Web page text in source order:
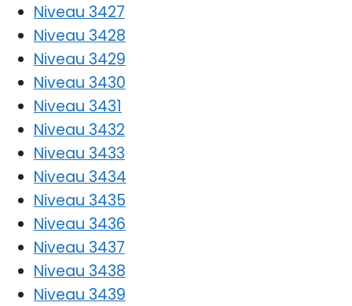
Niveau 3427
Niveau 3428
Niveau 3429
Niveau 3430
Niveau 3431
Niveau 3432
Niveau 3433
Niveau 3434
Niveau 3435
Niveau 3436
Niveau 3437
Niveau 3438
Niveau 3439